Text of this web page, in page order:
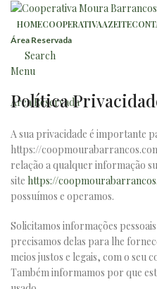
HOMECOOPERATIVAAZEITE
Área Reservada
Search
Menu
Área Reservada
Política
A sua privacidade é importante
https://
relação a qualquer informação
site https://
possuímos e operamos.
Solicitamos informações
precisamos delas para lhe
meios justos e legais, com o seu
Também informamos por que